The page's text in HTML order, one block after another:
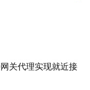
关代理实现就近接